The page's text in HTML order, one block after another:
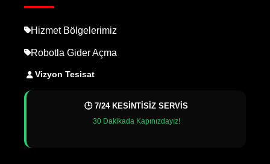
Hizmet Bölgelerimiz
Robotla Gider Açma
Vizyon Tesisat
🕒 7/24 KESİNTİSİZ SERVİS
30 Dakikada Kapınızdayız!